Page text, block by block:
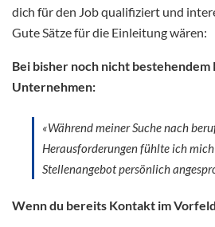
dich für den Job qualifiziert und
Gute Sätze für die Einleitung wären:
Bei bisher noch nicht
Unternehmen:
«Während meiner Suche nach
Herausforderungen fühlte ich
Stellenangebot persönlich
Wenn du bereits Kontakt im